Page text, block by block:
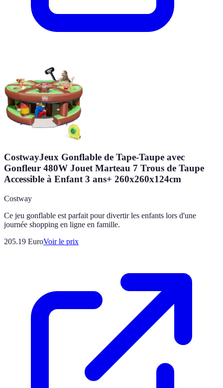
CostwayJeux Gonflable de Tape-Taupe avec
Gonfleur 480W Jouet Marteau 7 Trous de Taupe
Accessible à Enfant 3 ans+ 260x260x124cm
Costway
Ce jeu gonflable est parfait pour divertir les enfants lors d'une
journée shopping en ligne en famille.
205.19 EuroVoir le prix